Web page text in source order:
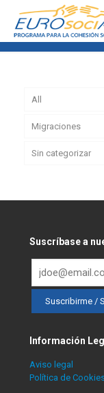
All
Migraciones
Sin categorizar
Suscríbase a
Información
Aviso legal
Política de